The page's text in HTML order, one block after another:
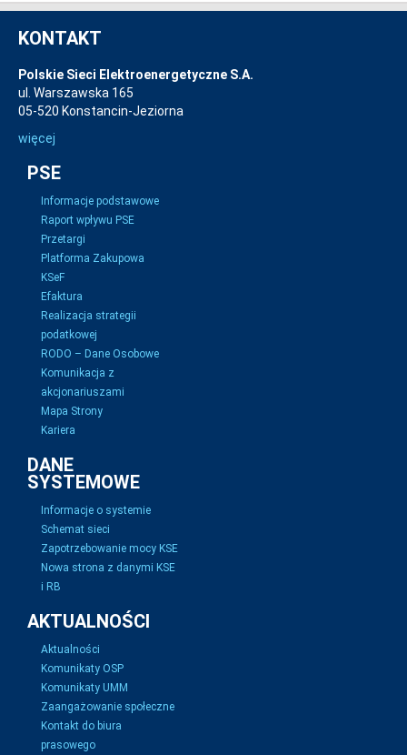
KONTAKT
Polskie Sieci Elektroenergetyczne S.A.
ul. Warszawska 165
05-520 Konstancin-Jeziorna
więcej
PSE
Informacje podstawowe
Raport wpływu PSE
Przetargi
Platforma Zakupowa
KSeF
Efaktura
Realizacja strategii
podatkowej
RODO – Dane Osobowe
Komunikacja z
akcjonariuszami
Mapa Strony
Kariera
DANE
SYSTEMOWE
Informacje o systemie
Schemat sieci
Zapotrzebowanie mocy KSE
Nowa strona z danymi KSE
i RB
AKTUALNOŚCI
Aktualności
Komunikaty OSP
Komunikaty UMM
Zaangażowanie społeczne
Kontakt do biura
prasowego